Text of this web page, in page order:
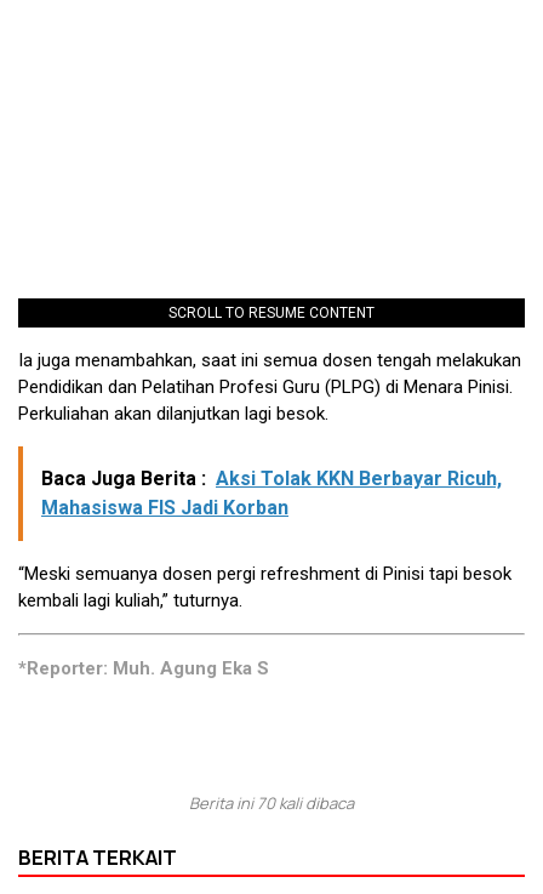
SCROLL TO RESUME CONTENT
Ia juga menambahkan, saat ini semua dosen tengah melakukan
Pendidikan dan Pelatihan Profesi Guru (PLPG) di Menara Pinisi.
Perkuliahan akan dilanjutkan lagi besok.
Baca Juga Berita : Aksi Tolak KKN Berbayar Ricuh,
Mahasiswa FIS Jadi Korban
“Meski semuanya dosen pergi refreshment di Pinisi tapi besok
kembali lagi kuliah,” tuturnya.
*Reporter: Muh. Agung Eka S
Berita ini 70 kali dibaca
BERITA TERKAIT